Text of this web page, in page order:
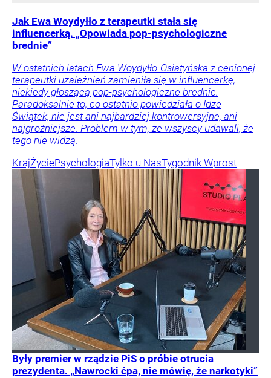
Jak Ewa Woydyłło z terapeutki stała się
influencerką. „Opowiada pop-psychologiczne
brednie”
W ostatnich latach Ewa Woydyłło-Osiatyńska z cenionej
terapeutki uzależnień zamieniła się w influencerkę,
niekiedy głoszącą pop-psychologiczne brednie.
Paradoksalnie to, co ostatnio powiedziała o Idze
Świątek, nie jest ani najbardziej kontrowersyjne, ani
najgroźniejsze. Problem w tym, że wszyscy udawali, że
tego nie widzą.
KrajŻyciePsychologiaTylko u NasTygodnik Wprost
Były premier w rządzie PiS o próbie otrucia
prezydenta. „Nawrocki ćpa, nie mówię, że narkotyki”